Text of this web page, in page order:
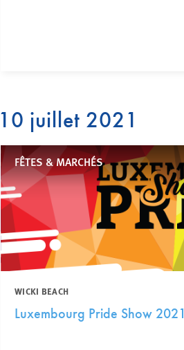
10 juillet 2021
FÊTES & MARCHÉS
WICKI BEACH
Luxembourg Pride Show 2021